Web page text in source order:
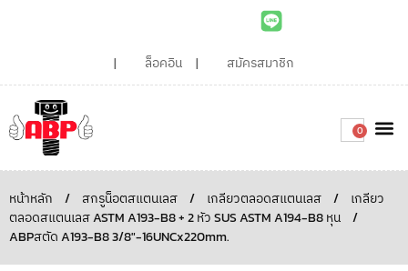
ล็อคอิน สมัครสมาชิก
0
หน้าหลัก / สกรูน็อตสแตนเลส / เกลียวตลอดสแตนเลส /
เกลียว
ตลอดสแตนเลส ASTM A193-B8 + 2 หัว SUS ASTM A194-B8 หุน
/
ABPสตัด A193-B8 3/8″-16UNCx220mm.